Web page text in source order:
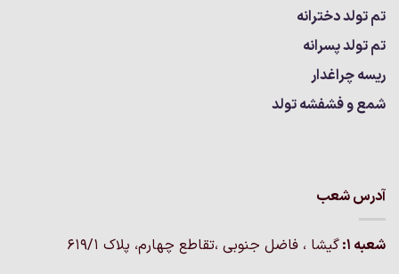
تم تولد دخترانه
تم تولد پسرانه
ریسه چراغدار
شمع و فشفشه تولد
آدرس شعب
شعبه 1:
گيشا ، فاضل جنوبی ،تقاطع چهارم، پلاک 619/1